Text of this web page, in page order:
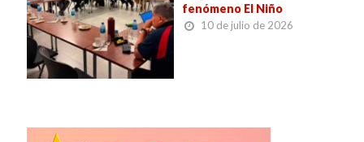
fenómeno El Niño
10 de julio de 2026